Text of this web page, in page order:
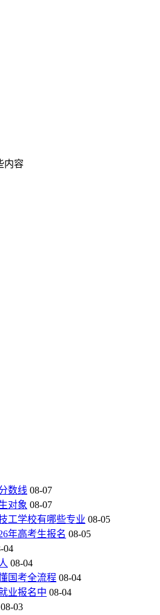
数线 08-07
对象 08-07
工学校有哪些专业 08-05
年高考生报名 08-05
04
08-04
国考全流程 08-04
业报名中 08-04
08-03